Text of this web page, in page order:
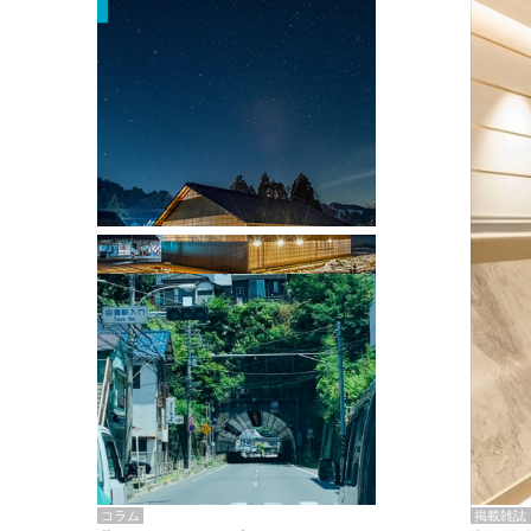
掲載雑誌
掲載雑誌・書籍
『街歩き研修「アールデコとモダニズ
ム、和風バロック」』のレポート記事が
掲載
コラム